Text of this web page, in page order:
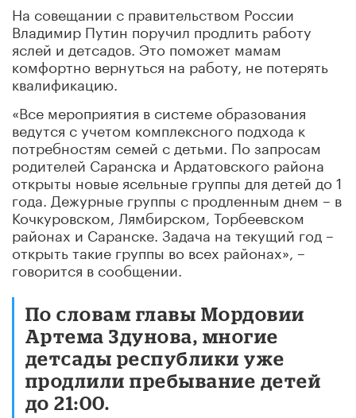
На совещании с правительством России
Владимир Путин поручил продлить работу
яслей и детсадов. Это поможет мамам
комфортно вернуться на работу, не потерять
квалификацию.
«Все мероприятия в системе образования
ведутся с учетом комплексного подхода к
потребностям семей с детьми. По запросам
родителей Саранска и Ардатовского района
открыты новые ясельные группы для детей до 1
года. Дежурные группы с продленным днем – в
Кочкуровском, Лямбирском, Торбеевском
районах и Саранске. Задача на текущий год –
открыть такие группы во всех районах», –
говорится в сообщении.
По словам главы Мордовии
Артема Здунова, многие
детсады республики уже
продлили пребывание детей
до 21:00.